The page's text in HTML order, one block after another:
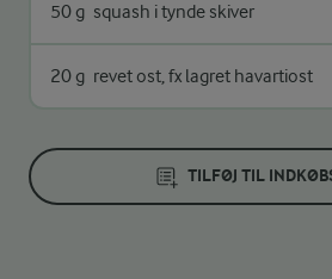
50 g squash i tynde skiver
20 g revet ost, fx lagret havartiost
TILFØJ TIL